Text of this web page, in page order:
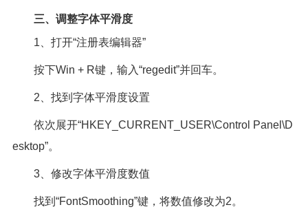
三、调整字体平滑度
1、打开“注册表编辑器”
按下Win + R键，输入“regedit”并回车。
2、找到字体平滑度设置
依次展开“HKEY_CURRENT_USER\Control Panel\D
esktop”。
3、修改字体平滑度数值
找到“FontSmoothing”键，将数值修改为2。